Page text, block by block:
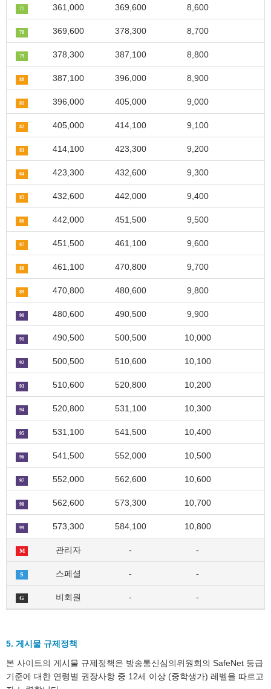
77 361,000 369,600 8,600
78 369,600 378,300 8,700
79 378,300 387,100 8,800
80 387,100 396,000 8,900
81 396,000 405,000 9,000
82 405,000 414,100 9,100
83 414,100 423,300 9,200
84 423,300 432,600 9,300
85 432,600 442,000 9,400
86 442,000 451,500 9,500
87 451,500 461,100 9,600
88 461,100 470,800 9,700
89 470,800 480,600 9,800
90 480,600 490,500 9,900
91 490,500 500,500 10,000
92 500,500 510,600 10,100
93 510,600 520,800 10,200
94 520,800 531,100 10,300
95 531,100 541,500 10,400
96 541,500 552,000 10,500
97 552,000 562,600 10,600
98 562,600 573,300 10,700
99 573,300 584,100 10,800
M 관리자 - -
S 스페셜 - -
G 비회원 - -
5. 게시물 규제정책
본 사이트의 게시물 규제정책은 방송통신심의위원회의 SafeNet 등급
기준에 대한 연령별 권장사항 중 12세 이상 (중학생가) 레벨을 따르고